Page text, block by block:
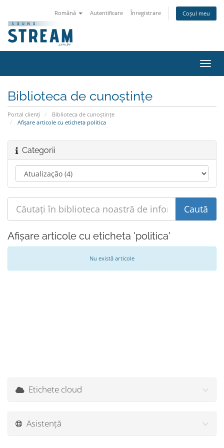
Română Autentificare Înregistrare Coșul meu
Biblioteca de cunoștințe
Portal clienți
Biblioteca de cunoștințe
Afișare articole cu eticheta politica
Categorii
Afișare articole cu eticheta 'politica'
Nu există articole
Etichete cloud
Asistență